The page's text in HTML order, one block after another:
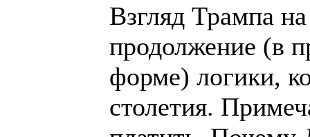
Взгляд Трампа
продолжение (в
форме) логики,
столетия.